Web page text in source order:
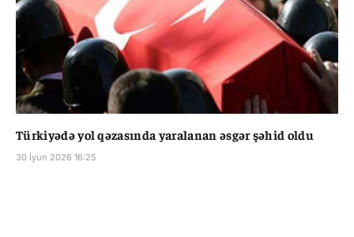
Türkiyədə yol qəzasında yaralanan əsgər şəhid oldu
30 İyun 2026 16:25